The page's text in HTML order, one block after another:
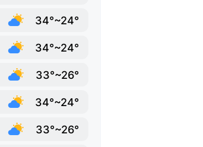
34°~24°
34°~24°
33°~26°
34°~24°
33°~26°